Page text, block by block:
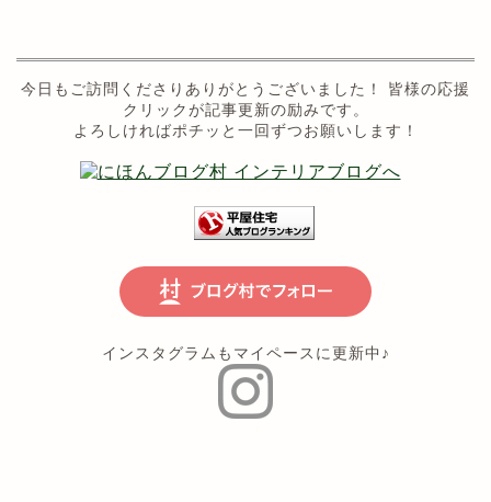
今日もご訪問くださりありがとうございました！ 皆様の応援
クリックが記事更新の励みです。
よろしければポチッと一回ずつお願いします！
インスタグラムもマイペースに更新中♪